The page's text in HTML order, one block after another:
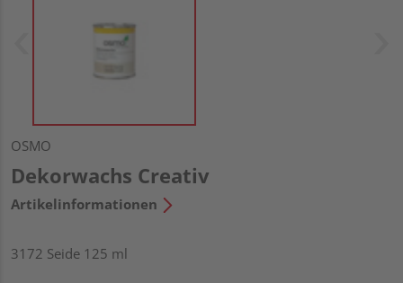
OSMO
Dekorwachs Creativ
Artikelinformationen
3172 Seide 125 ml